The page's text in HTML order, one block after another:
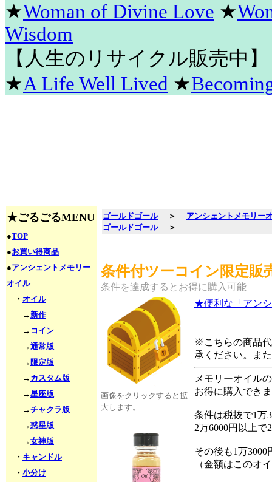
★Woman of Divine Love ★
Wisdom
【人生のリサイクル販売中】
★A Life Well Lived ★
★ごるごるMENU
●TOP
●お買い得商品
●アンシェントメモリー
オイル
・ オイル
→新作
→ コイン
→通常版
→ 限定版
→ カスタム版
→星座版
→チャクラ版
→惑星版
→女神版
・ キャンドル
・ 小分け
ゴールドゴール ＞
アンシェントメモリー
ゴールドゴール
＞
条件付ツーコイン限定
条件を達成するとお得に購入可能
画像をクリックすると拡
大します。
★便利な「アン
※こちらの商品
承ください。ま
メモリーオイル
お得に購入でき
条件は税抜で1万
2万6000円以上
その後も1万
（金額はこのオ